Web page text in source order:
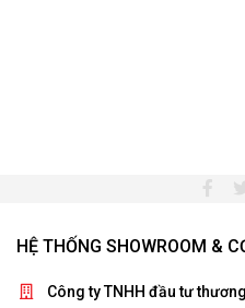
HỆ THỐNG SHOWROOM &
Công ty TNHH đầu tư